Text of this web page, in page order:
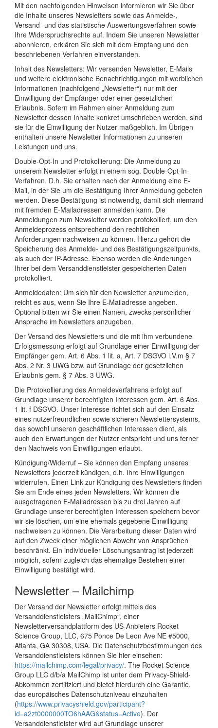
Mit den nachfolgenden Hinweisen informieren wir Sie über
die Inhalte unseres Newsletters sowie das Anmelde-,
Versand- und das statistische Auswertungsverfahren sowie
Ihre Widerspruchsrechte auf. Indem Sie unseren Newsletter
abonnieren, erklären Sie sich mit dem Empfang und den
beschriebenen Verfahren einverstanden.
Inhalt des Newsletters: Wir versenden Newsletter, E-Mails
und weitere elektronische Benachrichtigungen mit werblichen
Informationen (nachfolgend „Newsletter“) nur mit der
Einwilligung der Empfänger oder einer gesetzlichen
Erlaubnis. Sofern im Rahmen einer Anmeldung zum
Newsletter dessen Inhalte konkret umschrieben werden, sind
sie für die Einwilligung der Nutzer maßgeblich. Im Übrigen
enthalten unsere Newsletter Informationen zu unseren
Leistungen und uns.
Double-Opt-In und Protokollierung: Die Anmeldung zu
unserem Newsletter erfolgt in einem sog. Double-Opt-In-
Verfahren. D.h. Sie erhalten nach der Anmeldung eine E-
Mail, in der Sie um die Bestätigung Ihrer Anmeldung gebeten
werden. Diese Bestätigung ist notwendig, damit sich niemand
mit fremden E-Mailadressen anmelden kann. Die
Anmeldungen zum Newsletter werden protokolliert, um den
Anmeldeprozess entsprechend den rechtlichen
Anforderungen nachweisen zu können. Hierzu gehört die
Speicherung des Anmelde- und des Bestätigungszeitpunkts,
als auch der IP-Adresse. Ebenso werden die Änderungen
Ihrer bei dem Versanddienstleister gespeicherten Daten
protokolliert.
Anmeldedaten: Um sich für den Newsletter anzumelden,
reicht es aus, wenn Sie Ihre E-Mailadresse angeben.
Optional bitten wir Sie einen Namen, zwecks persönlicher
Ansprache im Newsletters anzugeben.
Der Versand des Newsletters und die mit ihm verbundene
Erfolgsmessung erfolgt auf Grundlage einer Einwilligung der
Empfänger gem. Art. 6 Abs. 1 lit. a, Art. 7 DSGVO i.V.m § 7
Abs. 2 Nr. 3 UWG bzw. auf Grundlage der gesetzlichen
Erlaubnis gem. § 7 Abs. 3 UWG.
Die Protokollierung des Anmeldeverfahrens erfolgt auf
Grundlage unserer berechtigten Interessen gem. Art. 6 Abs.
1 lit. f DSGVO. Unser Interesse richtet sich auf den Einsatz
eines nutzerfreundlichen sowie sicheren Newslettersystems,
das sowohl unseren geschäftlichen Interessen dient, als
auch den Erwartungen der Nutzer entspricht und uns ferner
den Nachweis von Einwilligungen erlaubt.
Kündigung/Widerruf – Sie können den Empfang unseres
Newsletters jederzeit kündigen, d.h. Ihre Einwilligungen
widerrufen. Einen Link zur Kündigung des Newsletters finden
Sie am Ende eines jeden Newsletters. Wir können die
ausgetragenen E-Mailadressen bis zu drei Jahren auf
Grundlage unserer berechtigten Interessen speichern bevor
wir sie löschen, um eine ehemals gegebene Einwilligung
nachweisen zu können. Die Verarbeitung dieser Daten wird
auf den Zweck einer möglichen Abwehr von Ansprüchen
beschränkt. Ein individueller Löschungsantrag ist jederzeit
möglich, sofern zugleich das ehemalige Bestehen einer
Einwilligung bestätigt wird.
Newsletter – Mailchimp
Der Versand der Newsletter erfolgt mittels des
Versanddienstleisters „MailChimp“, einer
Newsletterversandplattform des US-Anbieters Rocket
Science Group, LLC, 675 Ponce De Leon Ave NE #5000,
Atlanta, GA 30308, USA. Die Datenschutzbestimmungen des
Versanddienstleisters können Sie hier einsehen:
https://mailchimp.com/legal/privacy/. The Rocket Science
Group LLC d/b/a MailChimp ist unter dem Privacy-Shield-
Abkommen zertifiziert und bietet hierdurch eine Garantie,
das europäisches Datenschutzniveau einzuhalten
(https://www.privacyshield.gov/participant?
id=a2zt0000000TO6hAAG&status=Active). Der
Versanddienstleister wird auf Grundlage unserer